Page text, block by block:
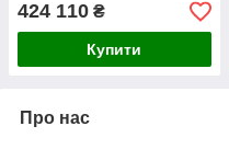
424 110 ₴
Купити
Про нас